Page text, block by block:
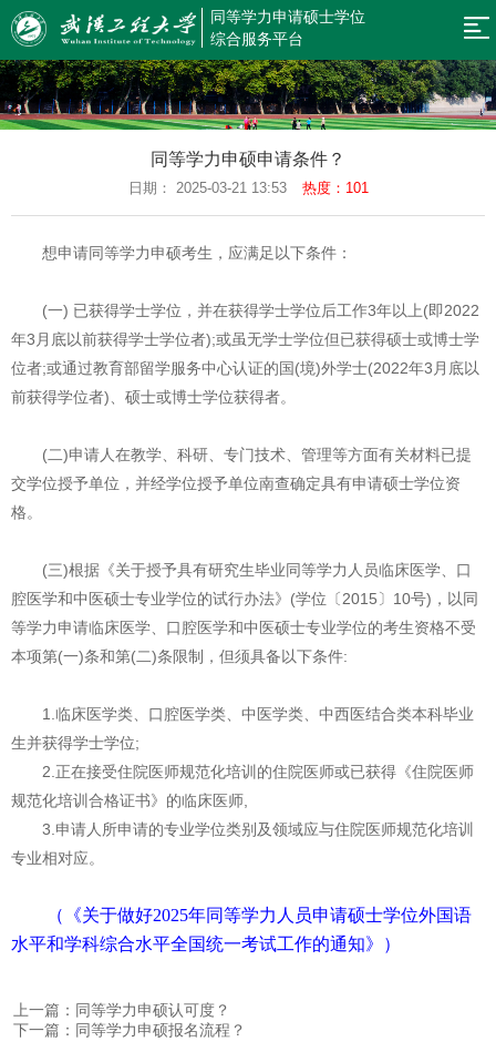
同等学力申请硕士学位
综合服务平台
网
站
新
闻
告
规
制
生
预
名
结
果
询
等
学
申
硕
在
职
究
生
返
首
页
同等学力申硕申请条件？
日期： 2025-03-21 13:53 热度：101
想申请同等学力申硕考生，应满足以下条件：
(一) 已获得学士学位，并在获得学士学位后工作3年以上(即2022
年3月底以前获得学士学位者);或虽无学士学位但已获得硕士或博士学
位者;或通过教育部留学服务中心认证的国(境)外学士(2022年3月底以
前获得学位者)、硕士或博士学位获得者。
(二)申请人在教学、科研、专门技术、管理等方面有关材料已提
交学位授予单位，并经学位授予单位南查确定具有申请硕士学位资
格。
(三)根据《关于授予具有研究生毕业同等学力人员临床医学、口
腔医学和中医硕士专业学位的试行办法》(学位〔2015〕10号)，以同
等学力申请临床医学、口腔医学和中医硕士专业学位的考生资格不受
本项第(一)条和第(二)条限制，但须具备以下条件:
1.临床医学类、口腔医学类、中医学类、中西医结合类本科毕业
生并获得学士学位;
2.正在接受住院医师规范化培训的住院医师或已获得《住院医师
规范化培训合格证书》的临床医师,
3.申请人所申请的专业学位类别及领域应与住院医师规范化培训
专业相对应。
（《关于做好2025年同等学力人员申请硕士学位外国语
水平和学科综合水平全国统一考试工作的通知》）
上一篇：同等学力申硕认可度？
下一篇：同等学力申硕报名流程？